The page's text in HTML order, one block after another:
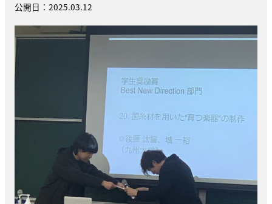
公開日：2025.03.12